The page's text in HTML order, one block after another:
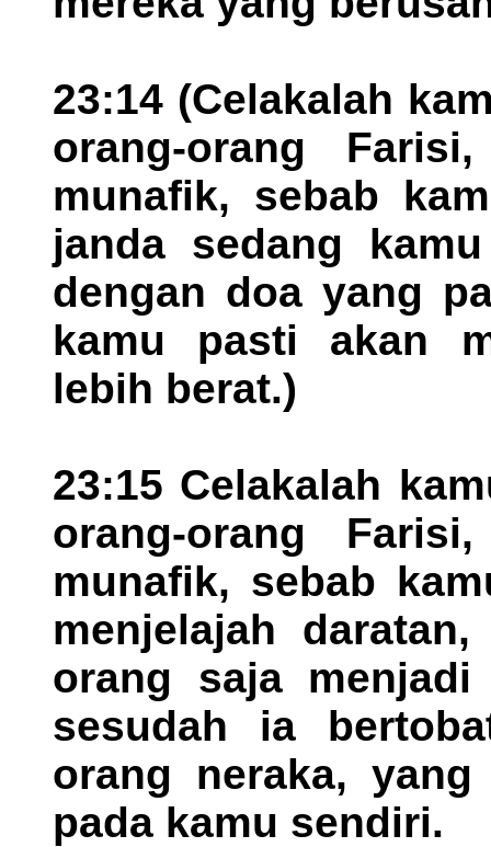
23:14 (Celakalah
orang-orang
munafik, sebab
janda sedang
dengan doa yang
kamu pasti akan
lebih berat.)
23:15 Celakalah
orang-orang
munafik, sebab
menjelajah
orang saja menjadi
sesudah ia
orang neraka,
pada kamu sendiri.